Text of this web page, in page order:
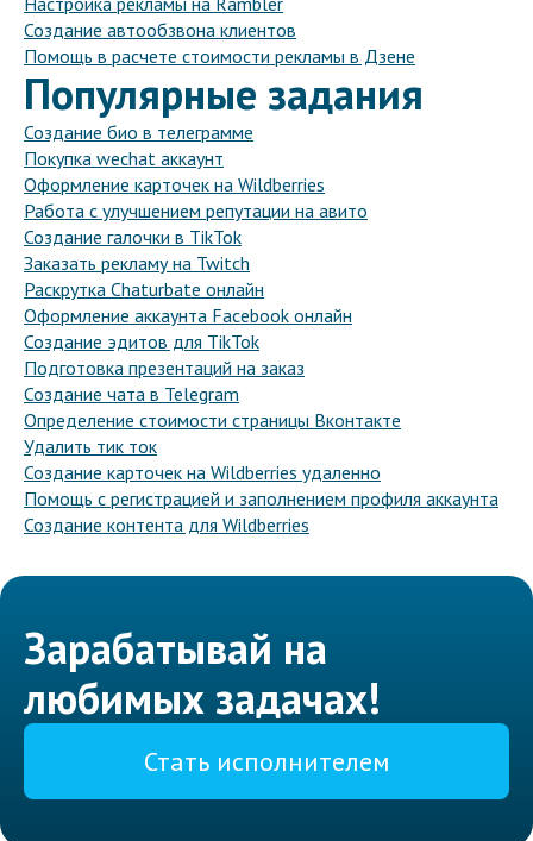
Создание автообзвона клиентов
Помощь в расчете стоимости рекламы в Дзене
Популярные задания
Создание био в телеграмме
Покупка wechat аккаунт
Оформление карточек на Wildberries
Работа с улучшением репутации на авито
Создание галочки в TikTok
Заказать рекламу на Twitch
Раскрутка Chaturbate онлайн
Оформление аккаунта Facebook онлайн
Создание эдитов для TikTok
Подготовка презентаций на заказ
Создание чата в Telegram
Определение стоимости страницы Вконтакте
Удалить тик ток
Создание карточек на Wildberries удаленно
Помощь с регистрацией и заполнением профиля аккаунта
Создание контента для Wildberries
Зарабатывай на
любимых задачах!
Стать исполнителем